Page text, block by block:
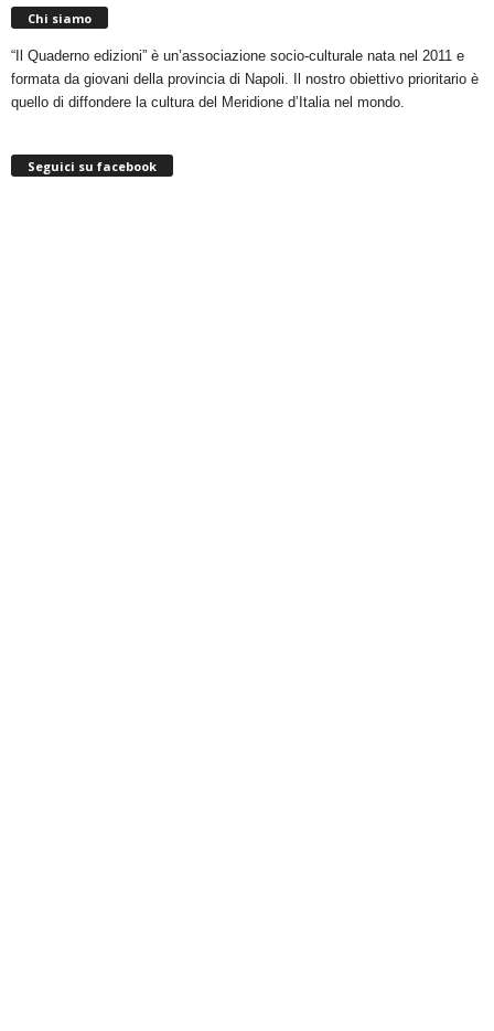
Chi siamo
“Il Quaderno edizioni” è un’associazione socio-culturale nata nel 2011 e
formata da giovani della provincia di Napoli. Il nostro obiettivo prioritario è
quello di diffondere la cultura del Meridione d’Italia nel mondo.
Seguici su facebook